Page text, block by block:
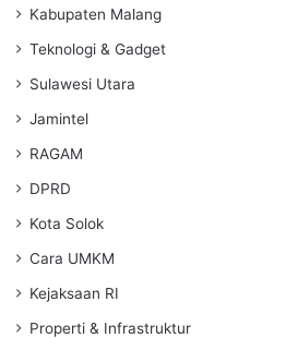
Kabupaten Malang
Teknologi & Gadget
Sulawesi Utara
Jamintel
RAGAM
DPRD
Kota Solok
Cara UMKM
Kejaksaan RI
Properti & Infrastruktur